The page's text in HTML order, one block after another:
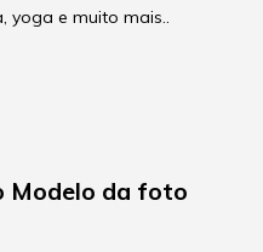
yoga e muito mais..
Modelo da foto